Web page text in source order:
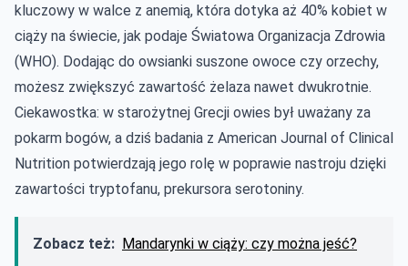
kluczowy w walce z anemią, która dotyka aż 40% kobiet w
ciąży na świecie, jak podaje Światowa Organizacja Zdrowia
(WHO). Dodając do owsianki suszone owoce czy orzechy,
możesz zwiększyć zawartość żelaza nawet dwukrotnie.
Ciekawostka: w starożytnej Grecji owies był uważany za
pokarm bogów, a dziś badania z American Journal of Clinical
Nutrition potwierdzają jego rolę w poprawie nastroju dzięki
zawartości tryptofanu, prekursora serotoniny.
Zobacz też: Mandarynki w ciąży: czy można jeść?